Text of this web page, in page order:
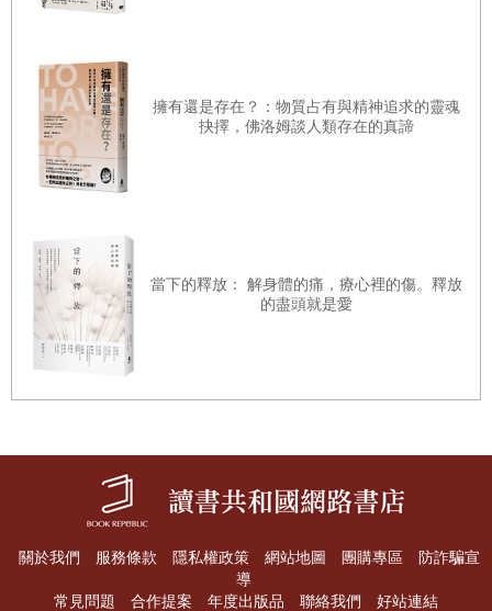
必須克服恐懼游去那裡，
只有這樣才能從嚴酷的深海壓力中釋放出來。
長期放置屍體的地板必然有一層油膜，為了避免滑倒，必須
繃緊神經往前走。那個房間就是您嚥氣的地方。
床上乾涸的黑紅斑點誇張地顯示軀體大小。枕頭上，生前在
您後腦勺的皮膚與斑白的頭髮也一起乾涸。附著在天花板和
牆壁上的肥大蒼蠅，應該正默默地搓著手掌吧！翻開被子，
終於找到在奶蜜之鄉擠在一起溫存的蛆蟲們，彼此蠕動摩擦
始活動。原本變窄的視野這才像是離開隧道一樣逐漸明亮，
我來此的目的也清晰地浮現出來。在這裡新誕生的小生命告
訴我，是該將步伐朝往另一個方向移動了。
從房間出來，為了掌握這屋子裡各種物品的規模，我開始探
索。經過客廳到陽臺，浴室到另一個房間，再經過廚房到玄
擁有還是存在？：物質占有與精神追求的靈魂
抉擇，佛洛姆談人類存在的真諦
當下的釋放： 解身體的痛，療心裡的傷。釋放
的盡頭就是愛
關於我們 服務條款 隱私權政策 網站地圖 團購專區
防詐騙宣
導
常見問題
合作提案 年度出版品 聯絡我們 好站連結